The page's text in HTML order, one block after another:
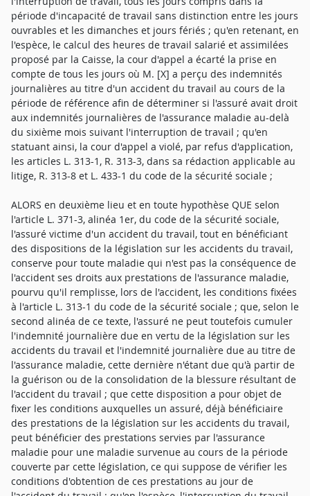
période d'incapacité de travail sans distinction entre les jours
ouvrables et les dimanches et jours fériés ; qu'en retenant, en
l'espèce, le calcul des heures de travail salarié et assimilées
proposé par la Caisse, la cour d'appel a écarté la prise en
compte de tous les jours où M. [X] a perçu des indemnités
journalières au titre d'un accident du travail au cours de la
période de référence afin de déterminer si l'assuré avait droit
aux indemnités journalières de l'assurance maladie au-delà
du sixième mois suivant l'interruption de travail ; qu'en
statuant ainsi, la cour d'appel a violé, par refus d'application,
les articles L. 313-1, R. 313-3, dans sa rédaction applicable au
litige, R. 313-8 et L. 433-1 du code de la sécurité sociale ;
ALORS en deuxième lieu et en toute hypothèse QUE selon
l'article L. 371-3, alinéa 1er, du code de la sécurité sociale,
l'assuré victime d'un accident du travail, tout en bénéficiant
des dispositions de la législation sur les accidents du travail,
conserve pour toute maladie qui n'est pas la conséquence de
l'accident ses droits aux prestations de l'assurance maladie,
pourvu qu'il remplisse, lors de l'accident, les conditions fixées
à l'article L. 313-1 du code de la sécurité sociale ; que, selon le
second alinéa de ce texte, l'assuré ne peut toutefois cumuler
l'indemnité journalière due en vertu de la législation sur les
accidents du travail et l'indemnité journalière due au titre de
l'assurance maladie, cette dernière n'étant due qu'à partir de
la guérison ou de la consolidation de la blessure résultant de
l'accident du travail ; que cette disposition a pour objet de
fixer les conditions auxquelles un assuré, déjà bénéficiaire
des prestations de la législation sur les accidents du travail,
peut bénéficier des prestations servies par l'assurance
maladie pour une maladie survenue au cours de la période
couverte par cette législation, ce qui suppose de vérifier les
conditions d'obtention de ces prestations au jour de